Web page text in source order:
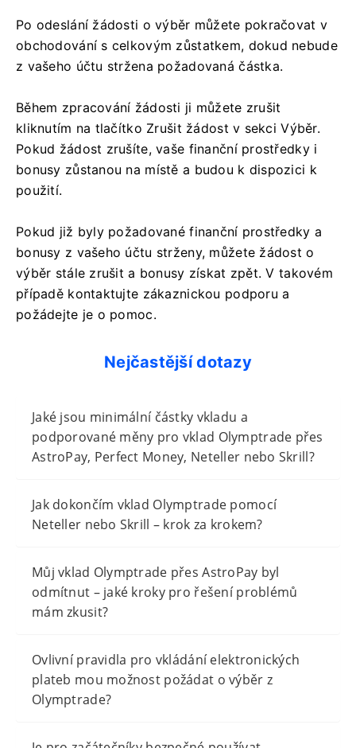
Po odeslání žádosti o výběr můžete pokračovat v
obchodování s celkovým zůstatkem, dokud nebude
z vašeho účtu stržena požadovaná částka.
Během zpracování žádosti ji můžete zrušit
kliknutím na tlačítko Zrušit žádost v sekci Výběr.
Pokud žádost zrušíte, vaše finanční prostředky i
bonusy zůstanou na místě a budou k dispozici k
použití.
Pokud již byly požadované finanční prostředky a
bonusy z vašeho účtu strženy, můžete žádost o
výběr stále zrušit a bonusy získat zpět. V takovém
případě kontaktujte zákaznickou podporu a
požádejte je o pomoc.
Nejčastější dotazy
Jaké jsou minimální částky vkladu a
podporované měny pro vklad Olymptrade přes
AstroPay, Perfect Money, Neteller nebo Skrill?
Jak dokončím vklad Olymptrade pomocí
Neteller nebo Skrill – krok za krokem?
Můj vklad Olymptrade přes AstroPay byl
odmítnut – jaké kroky pro řešení problémů
mám zkusit?
Ovlivní pravidla pro vkládání elektronických
plateb mou možnost požádat o výběr z
Olymptrade?